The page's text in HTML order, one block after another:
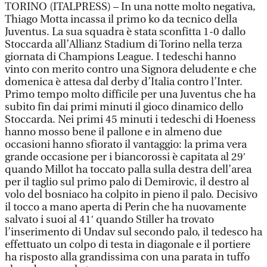
TORINO (ITALPRESS) – In una notte molto negativa,
Thiago Motta incassa il primo ko da tecnico della
Juventus. La sua squadra è stata sconfitta 1-0 dallo
Stoccarda all’Allianz Stadium di Torino nella terza
giornata di Champions League. I tedeschi hanno
vinto con merito contro una Signora deludente e che
domenica è attesa dal derby d’Italia contro l’Inter.
Primo tempo molto difficile per una Juventus che ha
subito fin dai primi minuti il gioco dinamico dello
Stoccarda. Nei primi 45 minuti i tedeschi di Hoeness
hanno mosso bene il pallone e in almeno due
occasioni hanno sfiorato il vantaggio: la prima vera
grande occasione per i biancorossi è capitata al 29′
quando Millot ha toccato palla sulla destra dell’area
per il taglio sul primo palo di Demirovic, il destro al
volo del bosniaco ha colpito in pieno il palo. Decisivo
il tocco a mano aperta di Perin che ha nuovamente
salvato i suoi al 41′ quando Stiller ha trovato
l’inserimento di Undav sul secondo palo, il tedesco ha
effettuato un colpo di testa in diagonale e il portiere
ha risposto alla grandissima con una parata in tuffo